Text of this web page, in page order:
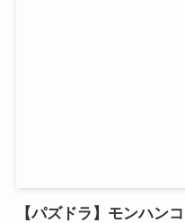
【パズドラ】モンハン